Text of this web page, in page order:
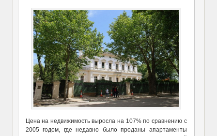
Цена на недвижимость выросла на 107% по сравнению с
2005 годом, где недавно было проданы апартаменты